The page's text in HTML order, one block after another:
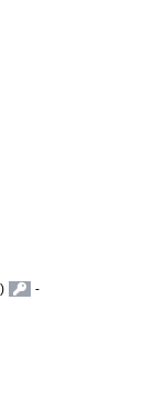
-